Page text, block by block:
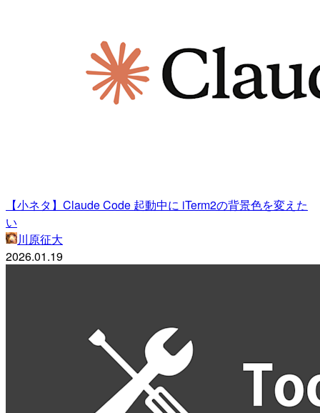
【小ネタ】Claude Code 起動中に iTerm2の背景色を変えた
い
川原征大
2026.01.19